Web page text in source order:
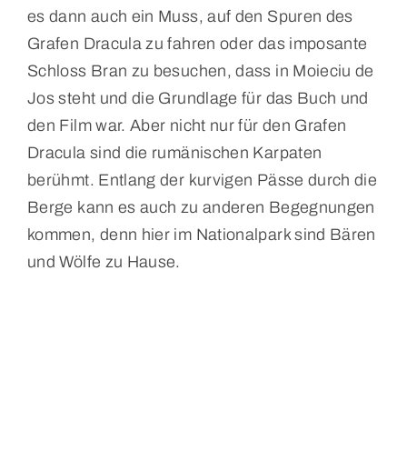
es dann auch ein Muss, auf den Spuren des
Grafen Dracula zu fahren oder das imposante
Schloss Bran zu besuchen, dass in Moieciu de
Jos steht und die Grundlage für das Buch und
den Film war. Aber nicht nur für den Grafen
Dracula sind die rumänischen Karpaten
berühmt. Entlang der kurvigen Pässe durch die
Berge kann es auch zu anderen Begegnungen
kommen, denn hier im Nationalpark sind Bären
und Wölfe zu Hause.